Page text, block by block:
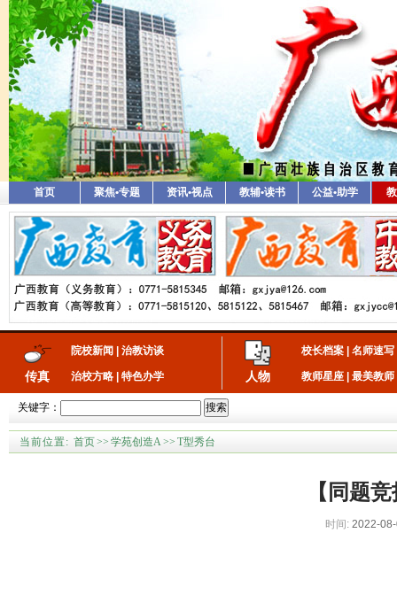
首页 聚焦•专题 资讯•视点 教辅•读书 公益•助学
传真
院校新闻 治教访谈
治校方略 特色办学 人物
校长档案 名师速写
教师星座 最美教师
关键字： 搜索
当前位置: 首页>> 学苑创造A>> T型秀台
【同题
时间: 2022-